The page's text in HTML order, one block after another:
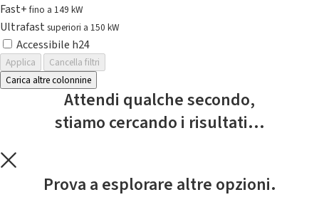
Fast+fino a 149 kW
Ultrafast superiori a 150 kW
Accessibile h24
Applica
Cancella filtri
Carica altre colonnine
Attendi qualche secondo,
stiamo cercando i risultati...
Prova a esplorare altre opzioni.